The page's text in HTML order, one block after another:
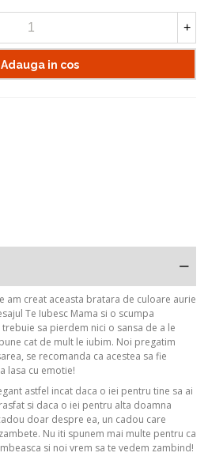
+
Adauga in cos
am creat aceasta bratara de culoare aurie
Te Iubesc Mama si o scumpa
sa pierdem nici o sansa de a le
cat de mult le iubim. Noi pregatim
se recomanda ca acestea sa fie
lasa cu emotie!
astfel incat daca o iei pentru tine sa ai
si daca o iei pentru alta doamna
doar despre ea, un cadou care
Nu iti spunem mai multe pentru ca
si noi vrem sa te vedem zambind!